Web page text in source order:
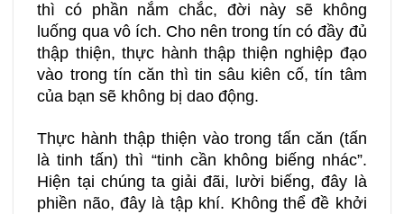
thì có phần nắm chắc, đời này sẽ không
luống qua vô ích. Cho nên trong tín có đầy đủ
thập thiện, thực hành thập thiện nghiệp đạo
vào trong tín căn thì tin sâu kiên cố, tín tâm
của bạn sẽ không bị dao động.
Thực hành thập thiện vào trong tấn căn (tấn
là tinh tấn) thì “tinh cần không biếng nhác”.
Hiện tại chúng ta giải đãi, lười biếng, đây là
phiền não, đây là tập khí. Không thể đề khởi